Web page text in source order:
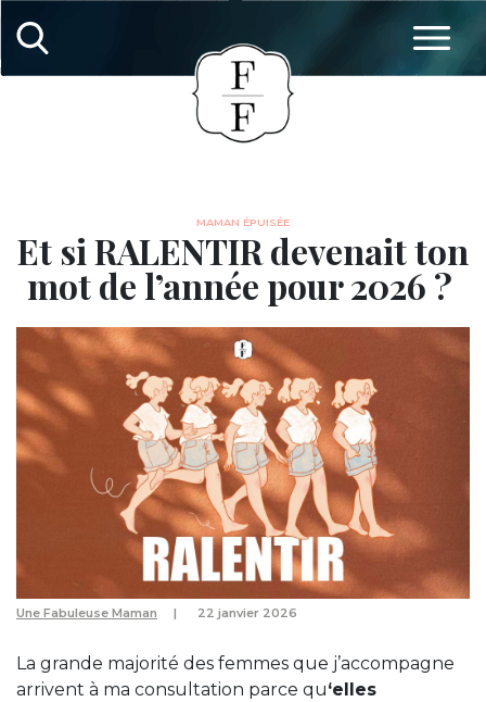
MAMAN ÉPUISÉE
Et si RALENTIR devenait ton
mot de l’année pour 2026 ?
Une Fabuleuse Maman 22 janvier 2026
La grande majorité des femmes que j’accompagne
arrivent à ma consultation parce qu‘elles